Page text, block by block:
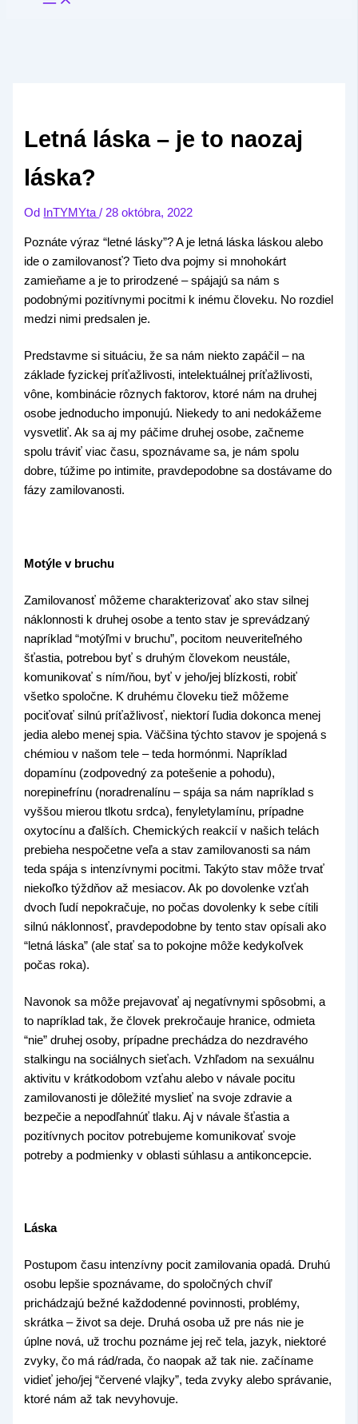
Letná láska – je to naozaj
láska?
Od InTYMYta/ 28 októbra, 2022
Poznáte výraz “letné lásky”? A je letná láska láskou alebo
ide o zamilovanosť? Tieto dva pojmy si mnohokárt
zamieňame a je to prirodzené – spájajú sa nám s
podobnými pozitívnymi pocitmi k inému človeku. No rozdiel
medzi nimi predsalen je.
Predstavme si situáciu, že sa nám niekto zapáčil – na
základe fyzickej príťažlivosti, intelektuálnej príťažlivosti,
vône, kombinácie rôznych faktorov, ktoré nám na druhej
osobe jednoducho imponujú. Niekedy to ani nedokážeme
vysvetliť. Ak sa aj my páčime druhej osobe, začneme
spolu tráviť viac času, spoznávame sa, je nám spolu
dobre, túžime po intimite, pravdepodobne sa dostávame do
fázy zamilovanosti.
Motýle v bruchu
Zamilovanosť môžeme charakterizovať ako stav silnej
náklonnosti k druhej osobe a tento stav je sprevádzaný
napríklad “motýľmi v bruchu”, pocitom neuveriteľného
šťastia, potrebou byť s druhým človekom neustále,
komunikovať s ním/ňou, byť v jeho/jej blízkosti, robiť
všetko spoločne. K druhému človeku tiež môžeme
pociťovať silnú príťažlivosť, niektorí ľudia dokonca menej
jedia alebo menej spia. Väčšina týchto stavov je spojená s
chémiou v našom tele – teda hormónmi. Napríklad
dopamínu (zodpovedný za potešenie a pohodu),
norepinefrínu (noradrenalínu – spája sa nám napríklad s
vyššou mierou tlkotu srdca), fenyletylamínu, prípadne
oxytocínu a ďalších. Chemických reakcií v našich telách
prebieha nespočetne veľa a stav zamilovanosti sa nám
teda spája s intenzívnymi pocitmi. Takýto stav môže trvať
niekoľko týždňov až mesiacov. Ak po dovolenke vzťah
dvoch ľudí nepokračuje, no počas dovolenky k sebe cítili
silnú náklonnosť, pravdepodobne by tento stav opísali ako
“letná láska” (ale stať sa to pokojne môže kedykoľvek
počas roka).
Navonok sa môže prejavovať aj negatívnymi spôsobmi, a
to napríklad tak, že človek prekročauje hranice, odmieta
“nie” druhej osoby, prípadne prechádza do nezdravého
stalkingu na sociálnych sieťach. Vzhľadom na sexuálnu
aktivitu v krátkodobom vzťahu alebo v návale pocitu
zamilovanosti je dôležité myslieť na svoje zdravie a
bezpečie a nepodľahnúť tlaku. Aj v návale šťastia a
pozitívnych pocitov potrebujeme komunikovať svoje
potreby a podmienky v oblasti súhlasu a antikoncepcie.
Láska
Postupom času intenzívny pocit zamilovania opadá. Druhú
osobu lepšie spoznávame, do spoločných chvíľ
prichádzajú bežné každodenné povinnosti, problémy,
skrátka – život sa deje. Druhá osoba už pre nás nie je
úplne nová, už trochu poznáme jej reč tela, jazyk, niektoré
zvyky, čo má rád/rada, čo naopak až tak nie. začíname
vidieť jeho/jej “červené vlajky”, teda zvyky alebo správanie,
ktoré nám až tak nevyhovuje.